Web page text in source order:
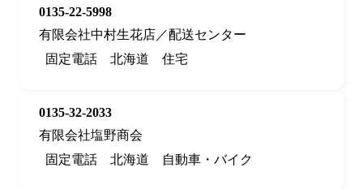
0135-22-5998
有限会社中村生花店／配送センター
固定電話
北海道 住宅
0135-32-2033
有限会社塩野商会
固定電話
北海道 自動車・バイク